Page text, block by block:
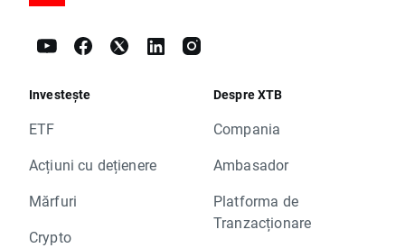
Investește
ETF
Acțiuni cu dețienere
Mărfuri
Crypto
Despre XTB
Compania
Ambasador
Platforma de
Tranzacționare